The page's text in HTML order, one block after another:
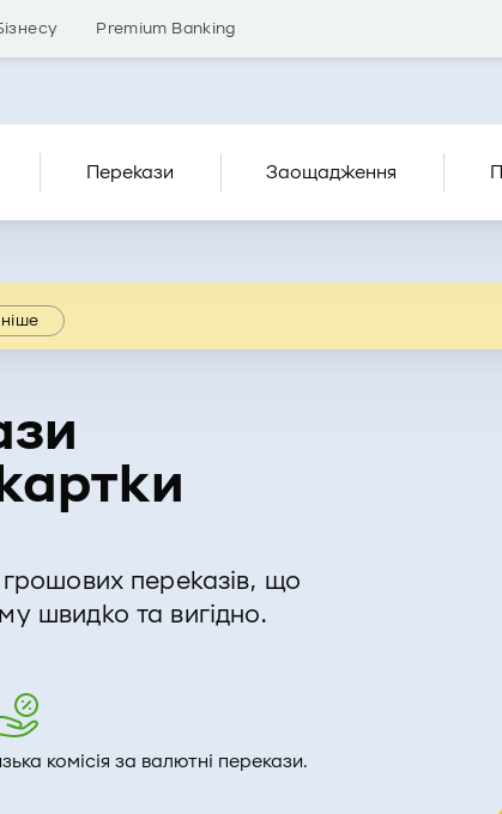
Premium Banking
Перекази Заощадження
переказів, що
швидко та вигідно.
комісія за валютні перекази.